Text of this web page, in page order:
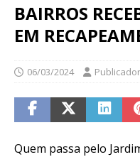
BAIRROS
EM
06/03/2024 Publicador
Quem passa pelo